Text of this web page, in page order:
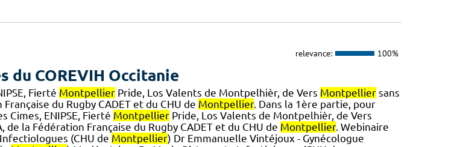
relevance: 100%
du COREVIH Occitanie
Fierté MontpellierPride, Los Valents de Montpelhièr, de Vers Montpelliersans
du Rugby CADET et du CHU de Montpellier. Dans la 1ère partie, pour
Cimes, ENIPSE, Fierté MontpellierPride, Los Valents de Montpelhièr, de Vers
de la Fédération Française du Rugby CADET et du CHU de Montpellier. Webinaire
(CHU de Montpellier) Dr Emmanuelle Vintéjoux - Gynécologue